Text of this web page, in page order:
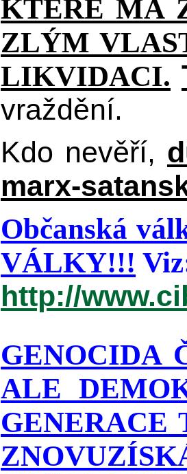
KTERÉ MÁ
ZLÝM
LIKVIDACI.
vraždění.
Kdo nevěří,
marx-
Občanská
VÁLKY!!!
http://
GENOCIDA
ALE